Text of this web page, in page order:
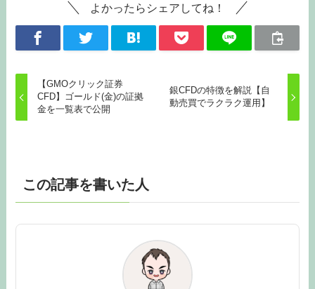
よかったらシェアしてね！
【GMOクリック証券
CFD】ゴールド(金)の証拠
金を一覧表で公開
銀CFDの特徴を解説【自
動売買でラクラク運用】
この記事を書いた人